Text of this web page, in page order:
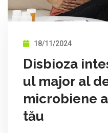
18/11/2024
Disbioza
ul major al
microbiene
tău